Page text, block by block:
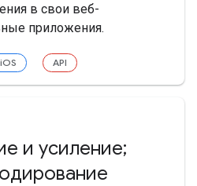
в свои веб-
приложения.
iOS API
и усиление;